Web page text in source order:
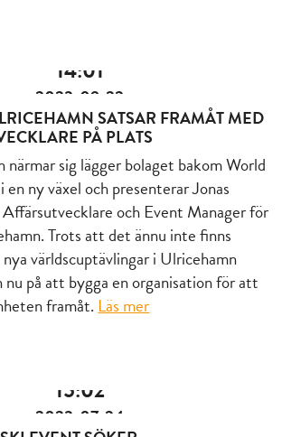
14:01
2023-09-22
SATSAR FRAMÅT MED
PÅ PLATS
närmar sig lägger bolaget bakom World
ny växel och presenterar Jonas
och Event Manager för
Trots att det ännu inte finns
världscuptävlingar i Ulricehamn
nu på att bygga en organisation för att
framåt. Läs mer
15:02
2023-07-24